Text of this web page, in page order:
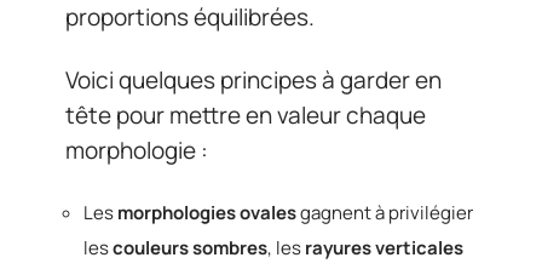
proportions équilibrées.
Voici quelques principes à garder en
tête pour mettre en valeur chaque
morphologie :
Lesmorphologies ovalesgagnent à privilégier
lescouleurs sombres, lesrayures verticales